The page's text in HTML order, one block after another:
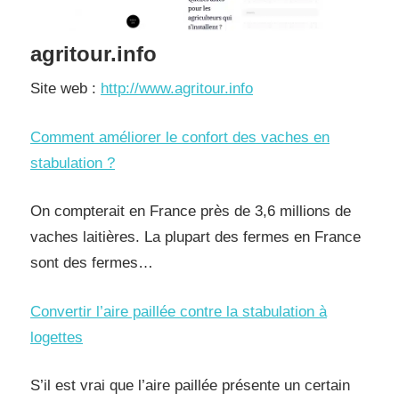
agritour.info
Site web : http://www.agritour.info
Comment améliorer le confort des vaches en
stabulation ?
On compterait en France près de 3,6 millions de
vaches laitières. La plupart des fermes en France
sont des fermes…
Convertir l’aire paillée contre la stabulation à
logettes
S’il est vrai que l’aire paillée présente un certain